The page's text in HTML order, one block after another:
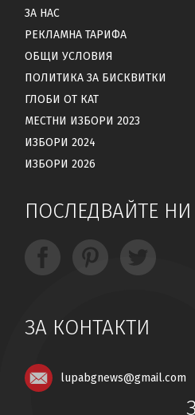
ЗА НАС
РЕКЛАМНА ТАРИФА
ОБЩИ УСЛОВИЯ
ПОЛИТИКА ЗА БИСКВИТКИ
ГЛОБИ ОТ КАТ
МЕСТНИ ИЗБОРИ 2023
ИЗБОРИ 2024
ИЗБОРИ 2026
ПОСЛЕДВАЙТЕ НИ
ЗА КОНТАКТИ
lupabgnews@gmail.com